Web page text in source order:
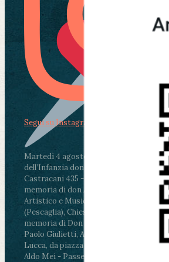
Martedì 4 agosto2026
ore 11:30 -
dell’Infanzia don Aldo Mei - Viale
Castracani 435 - Inaugurazione
memoria di don Aldo Mei curato dal
Artistico e Musicale “Passaglia”
ore
(Pescaglia), Chiesa parrocchiale -
memoria di Don Aldo Mei celebrata da
Paolo Giulietti, Arcivescovo di Lucca
Lucca, da piazza San Michele al Cippo
Aldo Mei - Passeggiata della Memoria in
Segui su Instagram